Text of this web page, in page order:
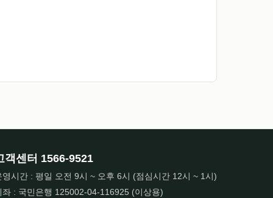
객센터 1566-9521
영시간 : 평일 오전 9시 ~ 오후 6시 (점심시간 12시 ~ 1시)
좌 : 국민은행 125002-04-116925 (이상용)